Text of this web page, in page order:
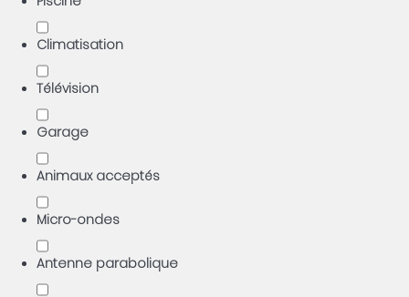
Climatisation
Télévision
Garage
Animaux acceptés
Micro-ondes
Antenne parabolique